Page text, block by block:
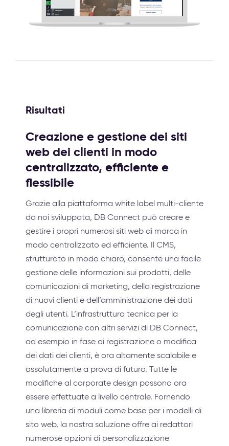
Risultati
Creazione e gestione dei siti
web dei clienti in modo
centralizzato, efficiente e
flessibile
Grazie alla piattaforma white label multi-cliente
da noi sviluppata, DB Connect può creare e
gestire i propri numerosi siti web di marca in
modo centralizzato ed efficiente. Il CMS,
strutturato in modo chiaro, consente una facile
gestione delle informazioni sui prodotti, delle
comunicazioni di marketing, della registrazione
di nuovi clienti e dell’amministrazione dei dati
degli utenti. L’infrastruttura tecnica per la
comunicazione con altri servizi di DB Connect,
ad esempio in fase di registrazione o modifica
dei dati dei clienti, è ora altamente scalabile e
assolutamente a prova di futuro. Tutte le
modifiche al corporate design possono ora
essere effettuate a livello centrale. Fornendo
una libreria di moduli come base per i modelli di
sito web, la nostra soluzione offre ai redattori
numerose opzioni di personalizzazione